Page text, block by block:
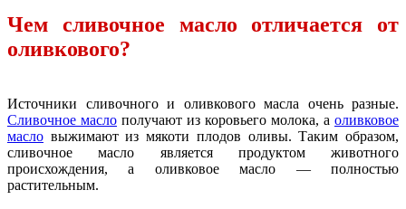
Чем сливочное масло отличается от
оливкового?
Источники сливочного и оливкового масла очень разные.
Сливочное масло получают из коровьего молока, а оливковое
масло выжимают из мякоти плодов оливы. Таким образом,
сливочное масло является продуктом животного
происхождения, а оливковое масло — полностью
растительным.